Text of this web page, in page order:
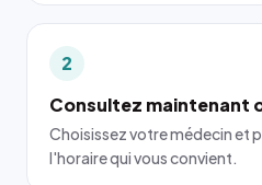
2
Consultez maintenant
Choisissez votre médecin et
l'horaire qui vous convient.